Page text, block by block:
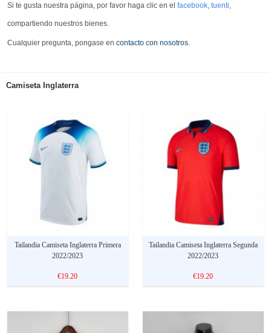
Si te gusta nuestra página, por favor haga clic en el facebook, tuenti,
compartiendo nuestros bienes.
Cualquier pregunta, pongase en contacto con nosotros.
Camiseta Inglaterra
Tailandia Camiseta Inglaterra Primera
2022/2023
€19.20
Tailandia Camiseta Inglaterra Segunda
2022/2023
€19.20